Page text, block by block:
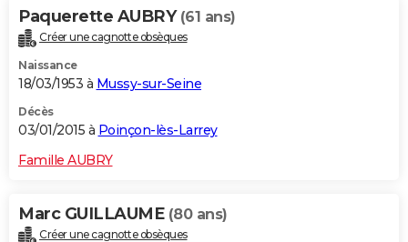
Paquerette AUBRY (61 ans)
Créer une cagnotte obsèques
Naissance
18/03/1953 à Mussy-sur-Seine
Décès
03/01/2015 à Poinçon-lès-Larrey
Famille AUBRY
Marc GUILLAUME (80 ans)
Créer une cagnotte obsèques